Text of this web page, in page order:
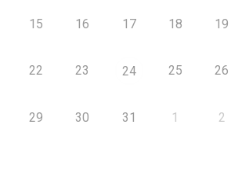
15 16 17 18 19
22 23 24 25 26
29 30 31 1 2